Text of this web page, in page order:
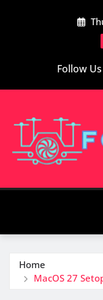
Follow Us
Home
MacOS 27